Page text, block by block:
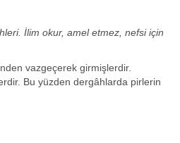
İlim okur, amel etmez, nefsi için
vazgeçerek girmişlerdir.
Bu yüzden dergâhlarda pirlerin